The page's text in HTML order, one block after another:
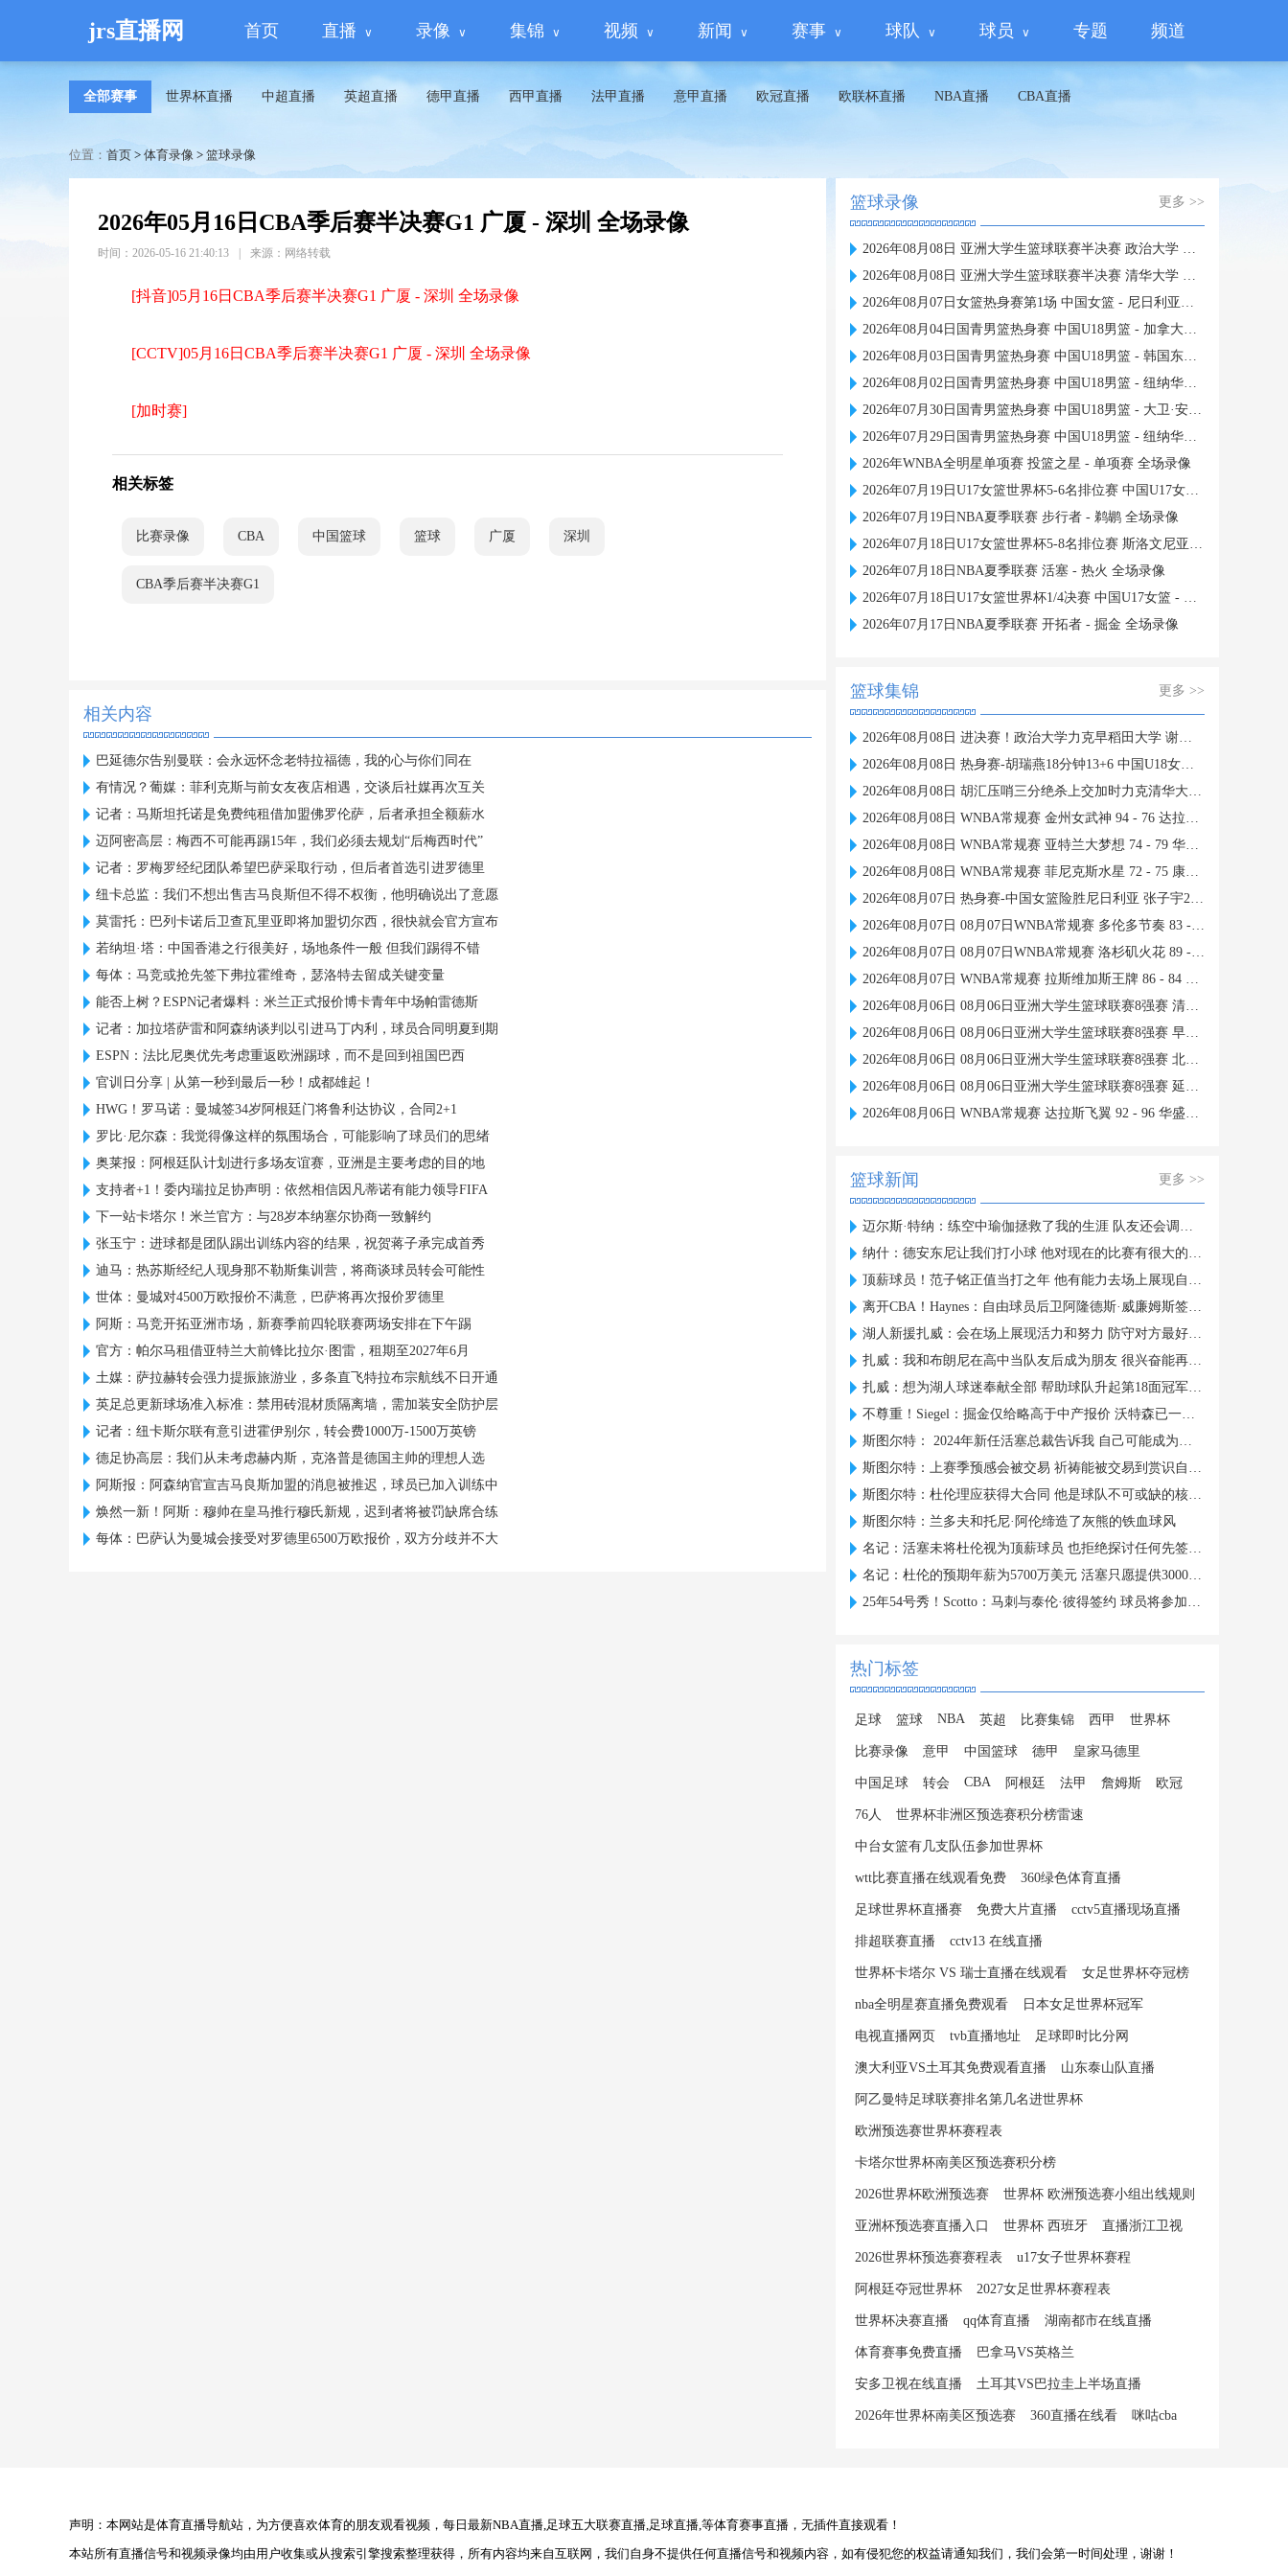
jrs直播网 首页 直播 录像 集锦 视频 新闻 赛事 球队 球员 专题 频道
全部赛事 世界杯直播 中超直播 英超直播 德甲直播 西甲直播 法甲直播 意甲直播 欧冠直播 欧联杯直播 NBA直播 CBA直播
位置： 首页 > 体育录像 > 篮球录像
2026年05月16日CBA季后赛半决赛G1 广厦 - 深圳 全场录像
时间：2026-05-16 21:40:13 来源：网络转载
[抖音]05月16日CBA季后赛半决赛G1 广厦 - 深圳 全场录像
[CCTV]05月16日CBA季后赛半决赛G1 广厦 - 深圳 全场录像
[加时赛]
相关标签
比赛录像 CBA 中国篮球 篮球 广厦 深圳
CBA季后赛半决赛G1
相关内容
巴延德尔告别曼联：会永远怀念老特拉福德，我的心与你们同在
有情况？葡媒：菲利克斯与前女友夜店相遇，交谈后社媒再次互关
记者：马斯坦托诺是免费纯租借加盟佛罗伦萨，后者承担全额薪水
迈阿密高层：梅西不可能再踢15年，我们必须去规划“后梅西时代”
记者：罗梅罗经纪团队希望巴萨采取行动，但后者首选引进罗德里
纽卡总监：我们不想出售吉马良斯但不得不权衡，他明确说出了意愿
莫雷托：巴列卡诺后卫查瓦里亚即将加盟切尔西，很快就会官方宣布
若纳坦·塔：中国香港之行很美好，场地条件一般 但我们踢得不错
每体：马竞或抢先签下弗拉霍维奇，瑟洛特去留成关键变量
能否上树？ESPN记者爆料：米兰正式报价博卡青年中场帕雷德斯
记者：加拉塔萨雷和阿森纳谈判以引进马丁内利，球员合同明夏到期
ESPN：法比尼奥优先考虑重返欧洲踢球，而不是回到祖国巴西
官训日分享 | 从第一秒到最后一秒！成都雄起！
HWG！罗马诺：曼城签34岁阿根廷门将鲁利达协议，合同2+1
罗比·尼尔森：我觉得像这样的氛围场合，可能影响了球员们的思绪
奥莱报：阿根廷队计划进行多场友谊赛，亚洲是主要考虑的目的地
支持者+1！委内瑞拉足协声明：依然相信因凡蒂诺有能力领导FIFA
下一站卡塔尔！米兰官方：与28岁本纳塞尔协商一致解约
张玉宁：进球都是团队踢出训练内容的结果，祝贺蒋子承完成首秀
迪马：热苏斯经纪人现身那不勒斯集训营，将商谈球员转会可能性
世体：曼城对4500万欧报价不满意，巴萨将再次报价罗德里
阿斯：马竞开拓亚洲市场，新赛季前四轮联赛两场安排在下午踢
官方：帕尔马租借亚特兰大前锋比拉尔·图雷，租期至2027年6月
土媒：萨拉赫转会强力提振旅游业，多条直飞特拉布宗航线不日开通
英足总更新球场准入标准：禁用砖混材质隔离墙，需加装安全防护层
记者：纽卡斯尔联有意引进霍伊别尔，转会费1000万-1500万英镑
德足协高层：我们从未考虑赫内斯，克洛普是德国主帅的理想人选
阿斯报：阿森纳官宣吉马良斯加盟的消息被推迟，球员已加入训练中
焕然一新！阿斯：穆帅在皇马推行穆氏新规，迟到者将被罚缺席合练
每体：巴萨认为曼城会接受对罗德里6500万欧报价，双方分歧并不大
篮球录像 更多 >>
2026年08月08日 亚洲大学生篮球联赛半决赛 政治大学 VS 早稻田大学 全场录像
2026年08月08日 亚洲大学生篮球联赛半决赛 清华大学 VS 上海交通大学 全场录像
2026年08月07日女篮热身赛第1场 中国女篮 - 尼日利亚女篮 全场录像
2026年08月04日国青男篮热身赛 中国U18男篮 - 加拿大大卫·安篮球学院 全场录像
2026年08月03日国青男篮热身赛 中国U18男篮 - 韩国东国大学 全场录像
2026年08月02日国青男篮热身赛 中国U18男篮 - 纽纳华丁闪电队 全场录像
2026年07月30日国青男篮热身赛 中国U18男篮 - 大卫·安篮球学院 全场录像
2026年07月29日国青男篮热身赛 中国U18男篮 - 纽纳华丁闪电队 全场录像
2026年WNBA全明星单项赛 投篮之星 - 单项赛 全场录像
2026年07月19日U17女篮世界杯5-6名排位赛 中国U17女篮 - 新西兰U17女篮 全场录像
2026年07月19日NBA夏季联赛 步行者 - 鹈鹕 全场录像
2026年07月18日U17女篮世界杯5-8名排位赛 斯洛文尼亚U17女篮 - 中国U17女篮 全场录像
2026年07月18日NBA夏季联赛 活塞 - 热火 全场录像
2026年07月18日U17女篮世界杯1/4决赛 中国U17女篮 - 加拿大U17女篮 录像
2026年07月17日NBA夏季联赛 开拓者 - 掘金 全场录像
篮球集锦 更多 >>
2026年08月08日 进决赛！政治大学力克早稻田大学 谢昀达26+6 波波卡22+15+7
2026年08月08日 热身赛-胡瑞燕18分钟13+6 中国U18女篮38分大胜蒙古女篮
2026年08月08日 胡汇压哨三分绝杀上交加时力克清华大学杀入决赛 陈天灿三双
2026年08月08日 WNBA常规赛 金州女武神 94 - 76 达拉斯飞翼 全场集锦
2026年08月08日 WNBA常规赛 亚特兰大梦想 74 - 79 华盛顿神秘人 全场集锦
2026年08月08日 WNBA常规赛 菲尼克斯水星 72 - 75 康涅狄格太阳 全场集锦
2026年08月07日 热身赛-中国女篮险胜尼日利亚 张子宇24+11 杨舒予12+6
2026年08月07日 08月07日WNBA常规赛 多伦多节奏 83 - 97 波特兰火焰 集锦
2026年08月07日 08月07日WNBA常规赛 洛杉矶火花 89 - 82 明尼苏达山猫 全场集锦
2026年08月07日 WNBA常规赛 拉斯维加斯王牌 86 - 84 印第安纳狂热 全场集锦
2026年08月06日 08月06日亚洲大学生篮球联赛8强赛 清华大学 85 - 81 菲律宾大学 集锦
2026年08月06日 08月06日亚洲大学生篮球联赛8强赛 早稻田大学 78 - 71 高丽大学 集锦
2026年08月06日 08月06日亚洲大学生篮球联赛8强赛 北京大学 77 - 79 上海交通大学 集锦
2026年08月06日 08月06日亚洲大学生篮球联赛8强赛 延世大学 67 - 72 政治大学 集锦
2026年08月06日 WNBA常规赛 达拉斯飞翼 92 - 96 华盛顿神秘人 全场集锦
篮球新闻 更多 >>
迈尔斯·特纳：练空中瑜伽拯救了我的生涯 队友还会调侃我练这个
纳什：德安东尼让我们打小球 他对现在的比赛有很大的影响
顶薪球员！范子铭正值当打之年 他有能力去场上展现自己的价值
离开CBA！Haynes：自由球员后卫阿隆德斯·威廉姆斯签约奇才
湖人新援扎威：会在场上展现活力和努力 防守对方最好的球员
扎威：我和布朗尼在高中当队友后成为朋友 很兴奋能再次并肩作战
扎威：想为湖人球迷奉献全部 帮助球队升起第18面冠军旗帜
不尊重！Siegel：掘金仅给略高于中产报价 沃特森已一脚迈出大门
斯图尔特： 2024年新任活塞总裁告诉我 自己可能成为交易筹码
斯图尔特：上赛季预感会被交易 祈祷能被交易到赏识自己的球队
斯图尔特：杜伦理应获得大合同 他是球队不可或缺的核心拼图
斯图尔特：兰多夫和托尼·阿伦缔造了灰熊的铁血球风
名记：活塞未将杜伦视为顶薪球员 也拒绝探讨任何先签后换的方案
名记：杜伦的预期年薪为5700万美元 活塞只愿提供3000-3500万美元
25年54号秀！Scotto：马刺与泰伦·彼得签约 球员将参加训练营
热门标签
足球 篮球 NBA 英超 比赛集锦 西甲 世界杯
比赛录像 意甲 中国篮球 德甲 皇家马德里
中国足球 转会 CBA 阿根廷 法甲 詹姆斯 欧冠
76人 世界杯非洲区预选赛积分榜雷速
中台女篮有几支队伍参加世界杯
wtt比赛直播在线观看免费 360绿色体育直播
足球世界杯直播赛 免费大片直播 cctv5直播现场直播
排超联赛直播 cctv13 在线直播
世界杯卡塔尔 VS 瑞士直播在线观看 女足世界杯夺冠榜
nba全明星赛直播免费观看 日本女足世界杯冠军
电视直播网页 tvb直播地址 足球即时比分网
澳大利亚VS土耳其免费观看直播 山东泰山队直播
阿乙曼特足球联赛排名第几名进世界杯
欧洲预选赛世界杯赛程表
卡塔尔世界杯南美区预选赛积分榜
2026世界杯欧洲预选赛 世界杯 欧洲预选赛小组出线规则
亚洲杯预选赛直播入口 世界杯 西班牙 直播浙江卫视
2026世界杯预选赛赛程表 u17女子世界杯赛程
阿根廷夺冠世界杯 2027女足世界杯赛程表
世界杯决赛直播 qq体育直播 湖南都市在线直播
体育赛事免费直播 巴拿马VS英格兰
安多卫视在线直播 土耳其VS巴拉圭上半场直播
2026年世界杯南美区预选赛 360直播在线看 咪咕cba
声明：本网站是体育直播导航站，为方便喜欢体育的朋友观看视频，每日最新NBA直播,足球五大联赛直播,足球直播,等体育赛事直播，无插件直接观看！
本站所有直播信号和视频录像均由用户收集或从搜索引擎搜索整理获得，所有内容均来自互联网，我们自身不提供任何直播信号和视频内容，如有侵犯您的权益请通知我们，我们会第一时间处理，谢谢！